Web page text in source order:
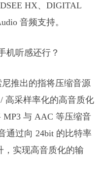
HX、DIGITAL
音频支持。
推出的指将压缩音源
高采样率化的高音质化
MP3 与 AAC 等压缩音
通过向 24bit 的比特率
，实现高音质化的输